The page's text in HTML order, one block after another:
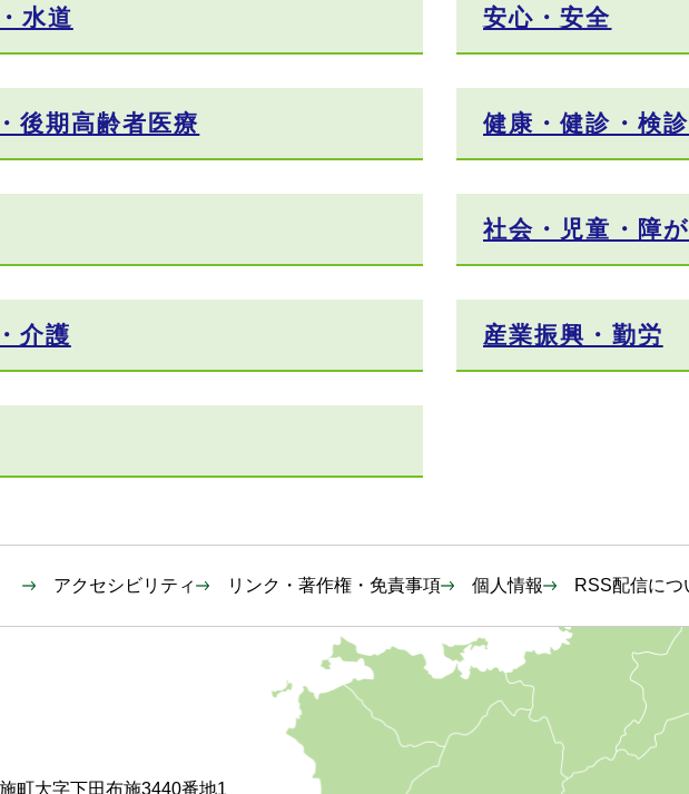
水道 安心・安全
後期高齢者医療 健康・健診・検
社会・児童・障
介護 産業振興・勤労
アクセシビリティ リンク・著作権・免責事項 個人情報 RSS配信につ
町大字下田布施3440番地1